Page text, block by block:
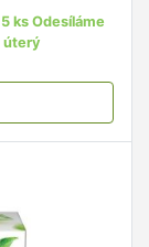
ks Odesíláme
úterý